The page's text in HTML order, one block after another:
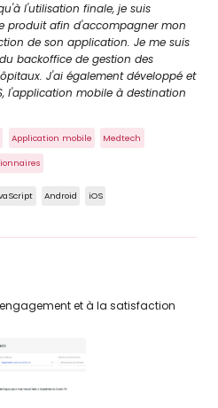
l'utilisation finale, je suis
produit afin d'accompagner mon
de son application. Je me suis
backoffice de gestion des
J'ai également développé et
l'application mobile à destination
Application mobile Medtech
Android iOS
et à la satisfaction